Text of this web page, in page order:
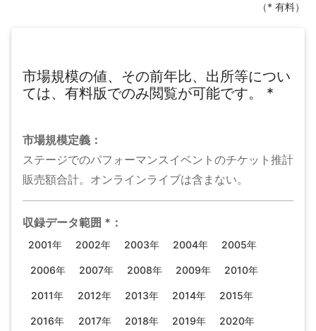
（* 有料）
市場規模の値、その前年比、出所等につい
ては、有料版でのみ閲覧が可能です。
*
市場規模定義：
ステージでのパフォーマンスイベントのチケット推計
販売額合計。オンラインライブは含まない。
収録データ範囲 * ：
2001年 2002年 2003年 2004年 2005年
2006年 2007年 2008年 2009年 2010年
2011年 2012年 2013年 2014年 2015年
2016年 2017年 2018年 2019年 2020年